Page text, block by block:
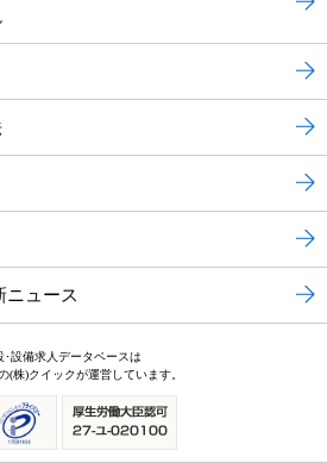
ニュース
･設備求人データベースは
(株)クイックが運営しています。